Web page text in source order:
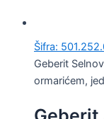
Šifra:
Geberit
ormarićem,